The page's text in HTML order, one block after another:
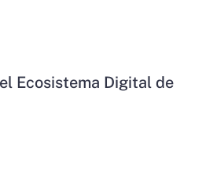
Ecosistema Digital de